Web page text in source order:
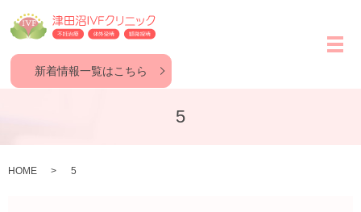
新着情報一覧はこちら
メ
5
HOME 5